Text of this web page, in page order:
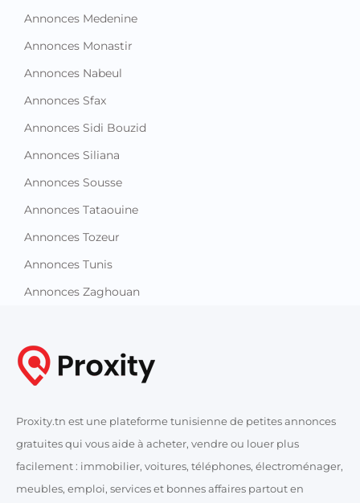
Annonces Medenine
Annonces Monastir
Annonces Nabeul
Annonces Sfax
Annonces Sidi Bouzid
Annonces Siliana
Annonces Sousse
Annonces Tataouine
Annonces Tozeur
Annonces Tunis
Annonces Zaghouan
Proxity.tn est une plateforme tunisienne de petites annonces
gratuites qui vous aide à acheter, vendre ou louer plus
facilement : immobilier, voitures, téléphones, électroménager,
meubles, emploi, services et bonnes affaires partout en